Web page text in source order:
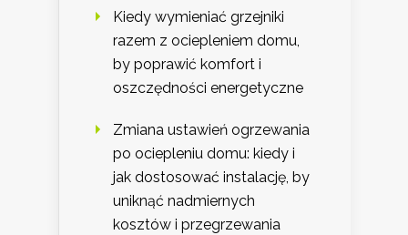
Kiedy wymieniać grzejniki
razem z ociepleniem domu,
by poprawić komfort i
oszczędności energetyczne
Zmiana ustawień ogrzewania
po ociepleniu domu: kiedy i
jak dostosować instalację, by
uniknąć nadmiernych
kosztów i przegrzewania